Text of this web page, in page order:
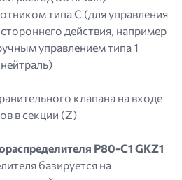
типа C (для управления
действия, например
управлением типа 1
клапана на входе
в секции (Z)
P80-C1 GKZ1
базируется на